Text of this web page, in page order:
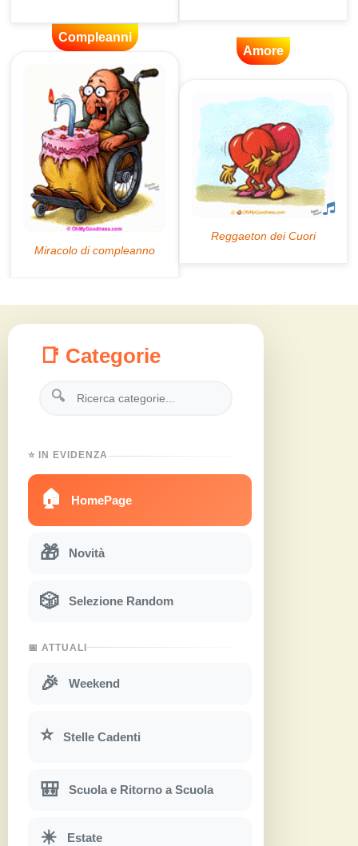
Compleanni
Amore
📑 Categorie
🔍
⭐ IN EVIDENZA
🏠 HomePage
🎁 Novità
🎲 Selezione Random
📅 ATTUALI
🎉 Weekend
⭐ Stelle Cadenti
🎒 Scuola e Ritorno a Scuola
☀ Estate